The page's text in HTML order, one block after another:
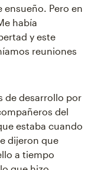
ensueño. Pero en
había
y este
reuniones
de desarrollo por
del
estaba cuando
dijeron que
a tiempo